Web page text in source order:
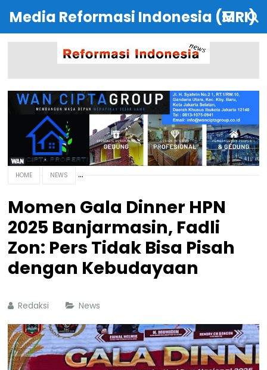
Media Reformasi Indonesia (MRI)
HOME NEWS
Momen Gala Dinner HPN
2025 Banjarmasin, Fadli
Zon: Pers Tidak Bisa Pisah
dengan Kebudayaan
Redaksi News